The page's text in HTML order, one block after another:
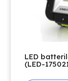
LED
(LED-